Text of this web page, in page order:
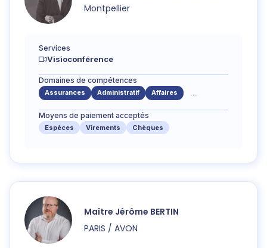
Montpellier
Services
Visioconférence
Domaines de compétences
Assurances Administratif Affaires ...
Moyens de paiement acceptés
Espèces Virements Chèques
Maître Jérôme BERTIN
PARIS / AVON